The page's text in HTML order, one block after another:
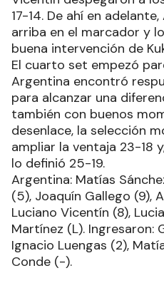
17-14. De ahí en
arriba en el marcador y
buena intervención de
El cuarto set empezó
Argentina encontró
para alcanzar una
también con buenos
desenlace, la selección
ampliar la ventaja 23-18
lo definió 25-19.
Argentina: Matías
(5), Joaquín Gallego (9),
Luciano Vicentín (8),
Martínez (L). Ingresaron:
Ignacio Luengas (2),
Conde (-).